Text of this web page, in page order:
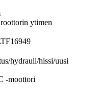
ytimen
hydrauli/hissi/uusi
-moottori